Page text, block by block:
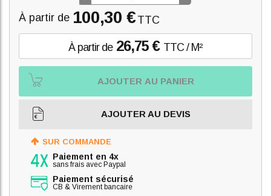
À partir de 100,30 € TTC
À partir de26,75 € TTC / M²
AJOUTER AU PANIER
AJOUTER AU DEVIS
SUR COMMANDE
Paiement en 4x
sans frais avec Paypal
Paiement sécurisé
CB & Virement bancaire